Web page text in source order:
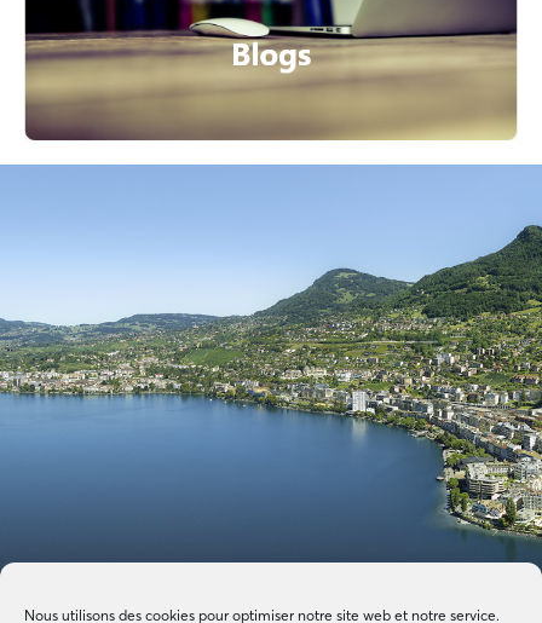
Nous utilisons des cookies pour optimiser notre site web et notre service.